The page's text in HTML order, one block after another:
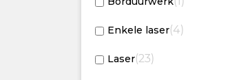
Enkele laser 4
Laser 23